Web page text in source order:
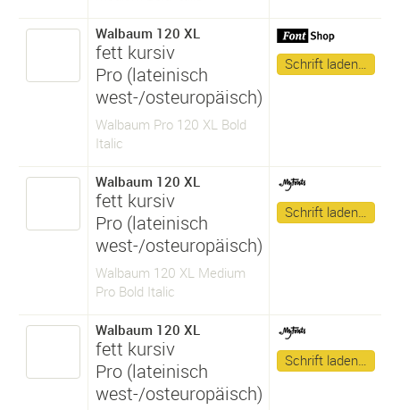
Walbaum 120 XL
fett kursiv
Pro (lateinisch
west-/osteuropäisch)
Walbaum Pro 120 XL Bold
Italic
Schrift laden…
Walbaum 120 XL
fett kursiv
Pro (lateinisch
west-/osteuropäisch)
Walbaum 120 XL Medium
Pro Bold Italic
Schrift laden…
Walbaum 120 XL
fett kursiv
Pro (lateinisch
west-/osteuropäisch)
Schrift laden…